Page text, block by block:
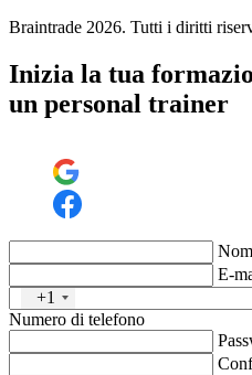
Braintrade 2026. Tutti i diritti
Inizia la tua
un personal trainer
E-
+1
Numero di telefono